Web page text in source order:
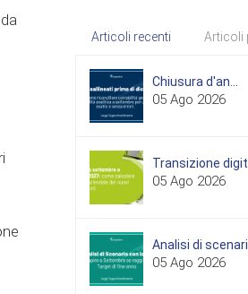
Articoli recenti Articoli
Chiusura d'an...
05 Ago 2026
Transizione
05 Ago 2026
Analisi di scenari...
05 Ago 2026